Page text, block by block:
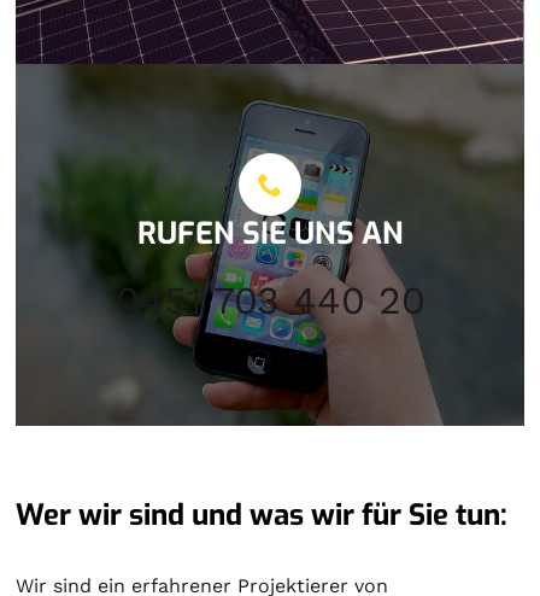
RUFEN SIE UNS AN
0451 703 440 20
Wer wir sind und was wir für Sie tun:
Wir sind ein erfahrener Projektierer von